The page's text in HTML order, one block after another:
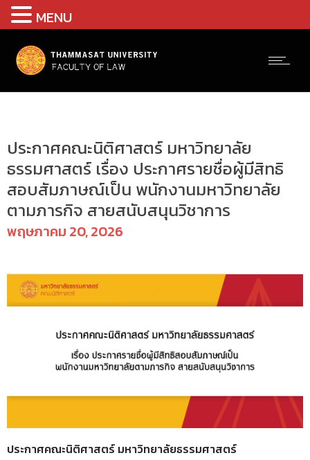
ประกาศคณะนิติศาสตร์ มหาวิทยาลัย
ธรรมศาสตร์ เรื่อง ประกาศรายชื่อผู้มีสิทธิ
สอบสัมภาษณ์เป็น พนักงานมหาวิทยาลัย
ตามภารกิจ สายสนับสนุนวิชาการ
พฤษภาคม 20, 2026
ประกาศคณะนิติศาสตร์ มหาวิทยาลัยธรรมศาสตร์
MENU